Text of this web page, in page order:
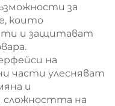
за
които
и защитават
на
части улесняват
и
сложността на